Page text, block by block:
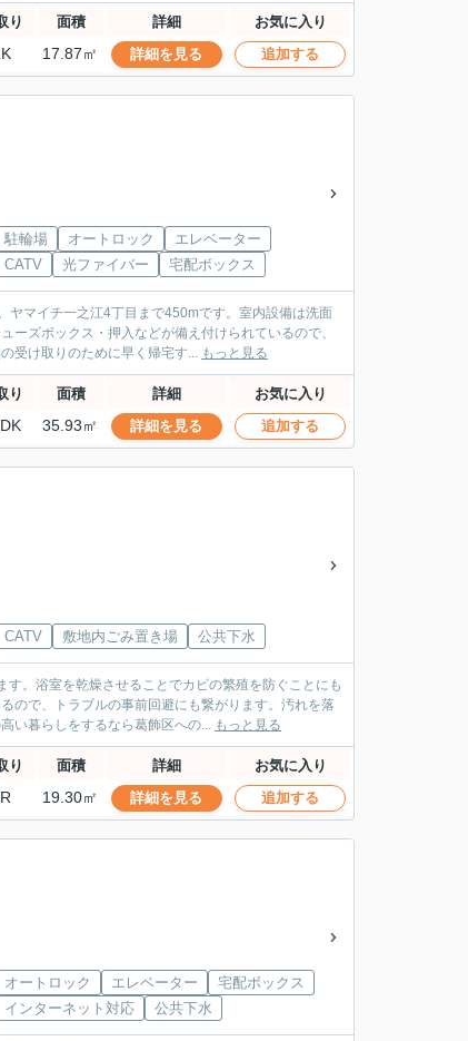
り 面積 詳細 お気に入り
17.87㎡ 詳細を見る 追加する
駐輪場 オートロック
エレベーター
CATV
光ファイバー 宅配ボックス
ヤマイチ一之江4丁目まで450mです。室内設備は洗面
ズボックス・押入などが備え付けられているので、
受け取りのために早く帰宅す... もっと見る
り 面積 詳細 お気に入り
35.93㎡ 詳細を見る 追加する
CATV 敷地内ごみ置き場 公共下水
。浴室を乾燥させることでカビの繁殖を防ぐことにも
ので、トラブルの事前回避にも繋がります。汚れを落
い暮らしをするなら葛飾区への... もっと見る
り 面積 詳細 お気に入り
19.30㎡ 詳細を見る 追加する
オートロック エレベーター
宅配ボックス
インターネット対応
公共下水